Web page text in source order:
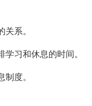
系。
习和休息的时间。
度。